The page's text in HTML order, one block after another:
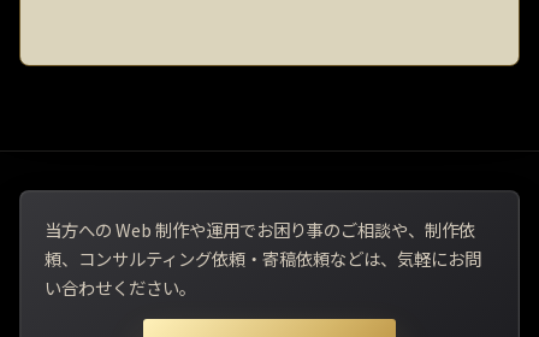
当方への Web 制作や運用でお困り事のご相談や、制作依
頼、コンサルティング依頼・寄稿依頼などは、気軽にお問
い合わせください。